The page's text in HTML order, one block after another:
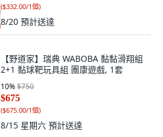
($332.00/1個)
8/20 預計送達
【野道家】瑞典 WABOBA 黏黏滑翔組
2+1 黏球靶玩具組 團康遊戲, 1套
10%$750
$675
($675.00/1個)
8/15 星期六 預計送達